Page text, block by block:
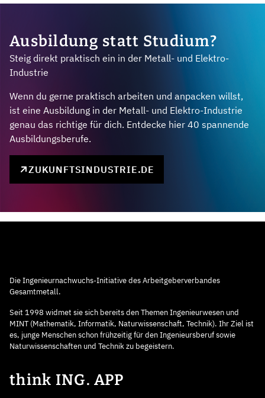
Ausbildung statt Studium?
Steig direkt praktisch ein in der Metall- und Elektro-
Industrie
Wenn du gerne praktisch arbeiten und anpacken willst,
ist eine Ausbildung in der Metall- und Elektro-Industrie
genau das richtige für dich. Entdecke hier 40 spannende
Ausbildungsberufe.
ZUKUNFTSINDUSTRIE.DE
Die Ingenieurnachwuchs-Initiative des Arbeitgeberverbandes
Gesamtmetall.
Seit 1998 widmet sie sich bereits den Themen Ingenieurwesen und
MINT (Mathematik, Informatik, Naturwissenschaft, Technik). Ihr Ziel ist
es, junge Menschen schon frühzeitig für den Ingenieursberuf sowie
Naturwissenschaften und Technik zu begeistern.
think ING. APP